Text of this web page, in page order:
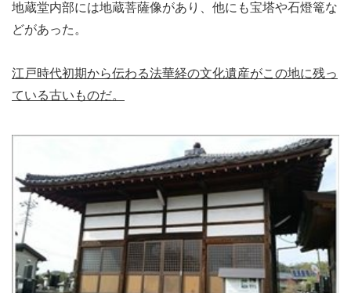
地蔵堂内部には地蔵菩薩像があり、他にも宝塔や石燈篭な
どがあった。
江戸時代初期から伝わる法華経の文化遺産がこの地に残っ
ている古いものだ。